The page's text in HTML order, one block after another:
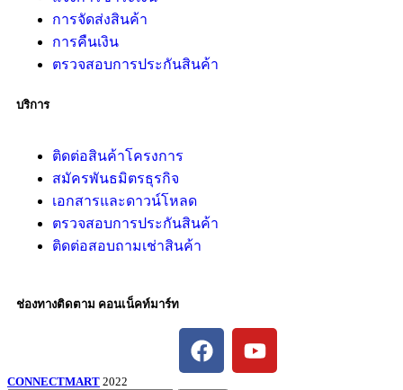
การจัดส่งสินค้า
การคืนเงิน
ตรวจสอบการประกันสินค้า
บริการ
ติดต่อสินค้าโครงการ
สมัครพันธมิตรธุรกิจ
เอกสารและดาวน์โหลด
ตรวจสอบการประกันสินค้า
ติดต่อสอบถามเช่าสินค้า
ช่องทางติดตาม คอนเน็คท์มาร์ท
CONNECTMART 2022